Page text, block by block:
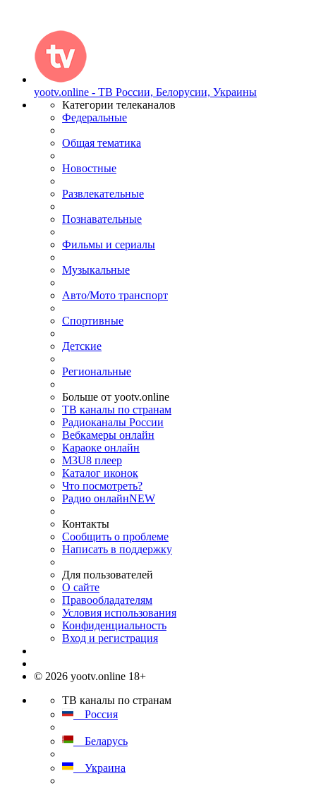
yootv.online - ТВ России, Белорусии, Украины
Категории телеканалов
Федеральные
Общая тематика
Новостные
Развлекательные
Познавательные
Фильмы и сериалы
Музыкальные
Авто/Мото транспорт
Спортивные
Детские
Региональные
Больше от yootv.online
ТВ каналы по странам
Радиоканалы России
Вебкамеры онлайн
Караоке онлайн
M3U8 плеер
Каталог иконок
Что посмотреть?
Радио онлайнNEW
Контакты
Сообщить о проблеме
Написать в поддержку
Для пользователей
О сайте
Правообладателям
Условия использования
Конфиденциальность
Вход и регистрация
© 2026 yootv.online 18+
ТВ каналы по странам
Россия
Беларусь
Украина